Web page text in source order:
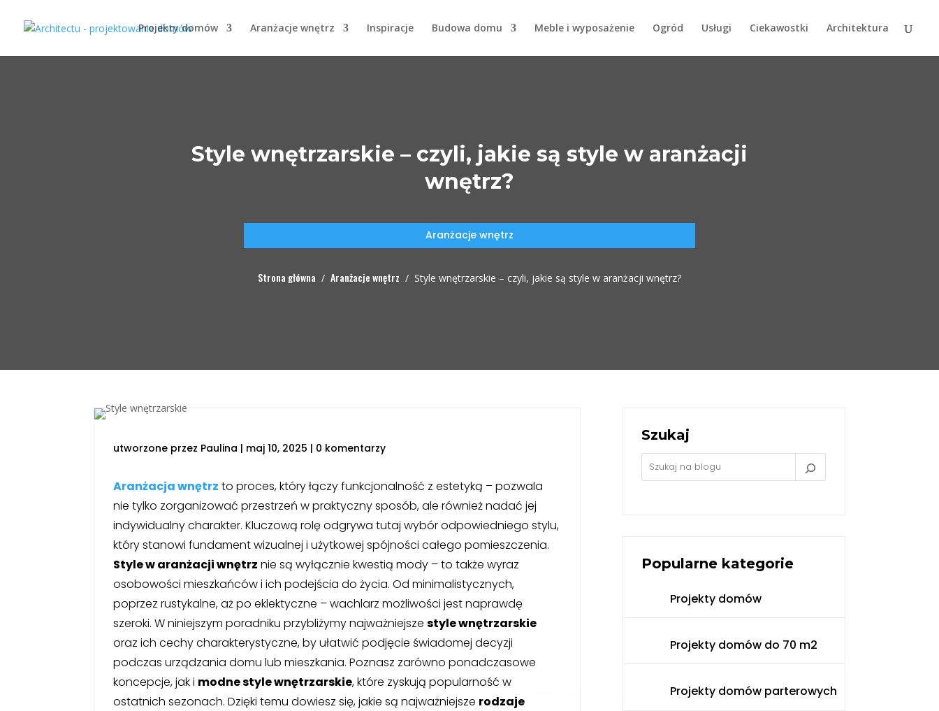
Projekty domów Aranżacje wnętrz Inspiracje Budowa domu Meble i wyposażenie Ogród Usługi Ciekawostki Architektura
Style wnętrzarskie – czyli, jakie są style w aranżacji
wnętrz?
Aranżacje wnętrz
Strona główna / Aranżacje wnętrz / Style wnętrzarskie – czyli, jakie są style w aranżacji wnętrz?
utworzone przez Paulina | maj 10, 2025 | 0 komentarzy
Aranżacja wnętrz to proces, który łączy funkcjonalność z estetyką – pozwala
nie tylko zorganizować przestrzeń w praktyczny sposób, ale również nadać jej
indywidualny charakter. Kluczową rolę odgrywa tutaj wybór odpowiedniego stylu,
który stanowi fundament wizualnej i użytkowej spójności całego pomieszczenia.
Style w aranżacji wnętrz nie są wyłącznie kwestią mody – to także wyraz
osobowości mieszkańców i ich podejścia do życia. Od minimalistycznych,
poprzez rustykalne, aż po eklektyczne – wachlarz możliwości jest naprawdę
szeroki. W niniejszym poradniku przybliżymy najważniejszestyle wnętrzarskie
oraz ich cechy charakterystyczne, by ułatwić podjęcie świadomej decyzji
podczas urządzania domu lub mieszkania. Poznasz zarówno ponadczasowe
koncepcje, jak i modne style wnętrzarskie, które zyskują popularność w
ostatnich sezonach. Dzięki temu dowiesz się, jakie są najważniejsze rodzaje
Szukaj
Popularne kategorie
Projekty domów
Projekty domów do 70 m2
Projekty domów parterowych